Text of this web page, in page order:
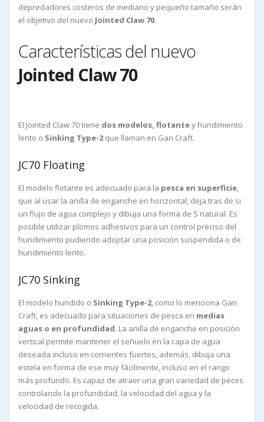
depredadores costeros de mediano y pequeño tamaño serán
el objetivo del nuevo Jointed Claw 70.
Características del nuevo
Jointed Claw 70
El Jointed Claw 70 tiene dos modelos, flotantey hundimiento
lento o Sinking Type-2que llaman en Gan Craft.
JC70 Floating
El modelo flotante es adecuado para la pesca en superficie,
que al usar la anilla de enganche en horizontal, deja tras de si
un flujo de agua complejo y dibuja una forma de S natural. Es
posible utilizar plomos adhesivos para un control preciso del
hundimiento pudiendo adoptar una posición suspendida o de
hundimiento lento.
JC70 Sinking
El modelo hundido o Sinking Type-2, como lo menciona Gan
Craft, es adecuado para situaciones de pesca en medias
aguas o en profundidad. La anilla de enganche en posición
vertical permite mantener el señuelo en la capa de agua
deseada incluso en corrientes fuertes, además, dibuja una
estela en forma de ese muy fácilmente, incluso en el rango
más profundo. Es capaz de atraer una gran variedad de peces
controlando la profundidad, la velocidad del agua y la
velocidad de recogida.